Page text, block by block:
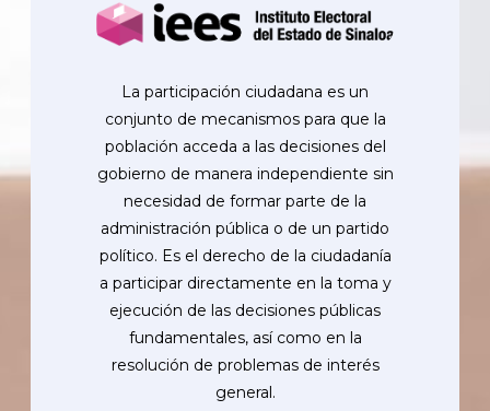
La participación ciudadana es un
conjunto de mecanismos para que la
población acceda a las decisiones del
gobierno de manera independiente sin
necesidad de formar parte de la
administración pública o de un partido
político. Es el derecho de la ciudadanía
a participar directamente en la toma y
ejecución de las decisiones públicas
fundamentales, así como en la
resolución de problemas de interés
general.